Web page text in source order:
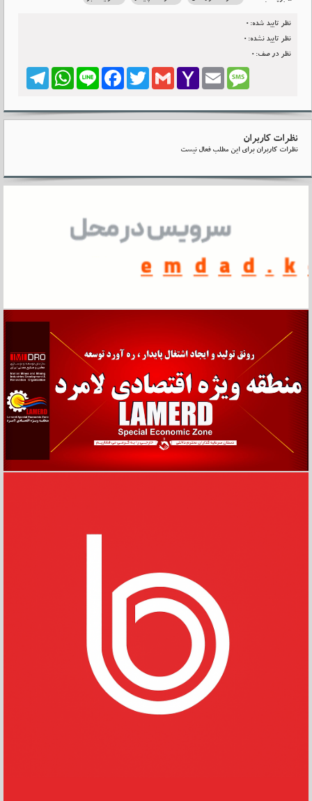
نظر تایید شده:0
نظر تایید نشده:0
نظر در صف:0
TelegramWhatsApp LineFacebook Twitter Gmail
Yahoo
Email Message
نظرات کاربران
نظرات کاربران برای این مطلب فعال نیست